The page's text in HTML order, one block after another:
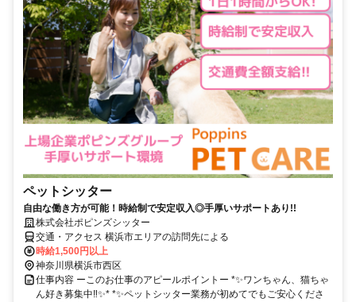
ペットシッター
自由な働き方が可能！時給制で安定収入◎手厚いサポートあり!!
株式会社ポピンズシッター
交通・アクセス 横浜市エリアの訪問先による
時給1,500円以上
神奈川県横浜市西区
仕事内容 ーこのお仕事のアピールポイントー *✨ワンちゃん、猫ちゃ
ん好き募集中‼✨* *✨ペットシッター業務が初めてでもご安心くださ